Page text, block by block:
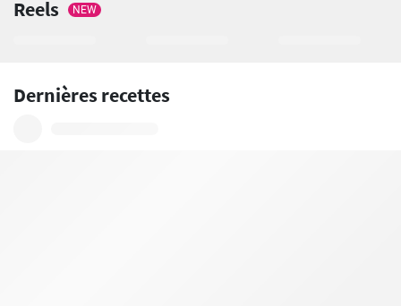
Reels NEW
Dernières recettes